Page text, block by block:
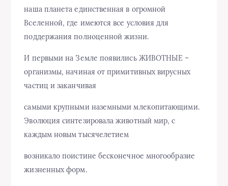
наша планета единственная в огромной
Вселенной, где имеются все условия для
поддержания полноценной жизни.
И первыми на Земле появились ЖИВОТНЫЕ –
организмы, начиная от примитивных вирусных
частиц и заканчивая
самыми крупными наземными млекопитающими.
Эволюция синтезировала животный мир, с
каждым новым тысячелетием
возникало поистине бесконечное многообразие
жизненных форм.